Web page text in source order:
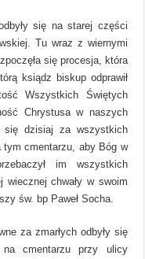
się na starej części
Tu wraz z wiernymi
się procesja, która
ksiądz biskup odprawił
Wszystkich Świętych
Chrystusa w naszych
się dzisiaj za wszystkich
tym cmentarzu, aby Bóg w
im wszystkich
wiecznej chwały w swoim
św. bp Paweł Socha.
za zmarłych odbyły się
cmentarzu przy ulicy